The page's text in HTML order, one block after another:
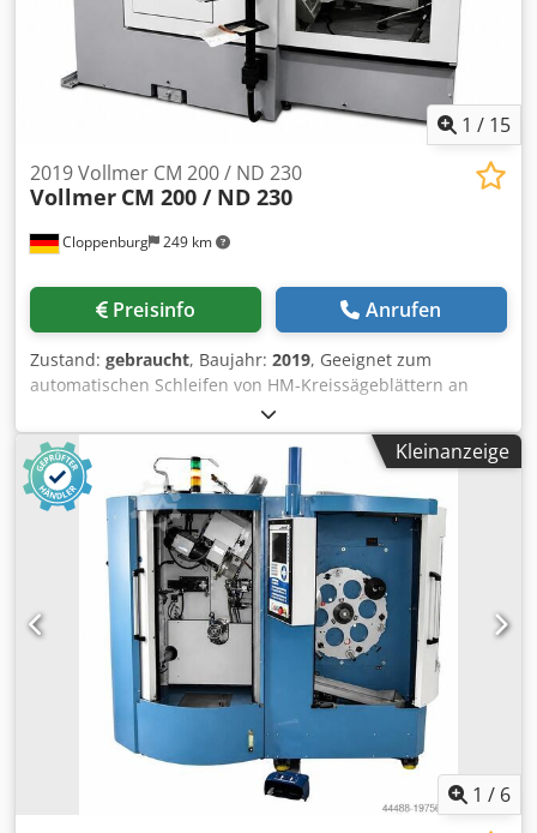
1 / 15
Cloppenburg 249 km
2019 Vollmer CM 200 / ND 230
Vollmer CM 200 / ND 230
Preisinfo Anrufen
Zustand: gebraucht, Baujahr: 2019, Geeignet zum
automatischen Schleifen von HM-Kreissägeblättern an
Brust und Rücken in einer Aufspannung. Alle bekannten
Zahngeometrien (Flach-, Wechsel-, Trapezzahn etc.)
können automatisch und in einem Durchlauf geschliffen
werden. Zubehör : Vollverkleidung Naßschliffeinrichtung
Einrichtung für Roboterbetrieb mit automatischer
Beladetür Lader ND 230 Messeinrichtung zum Vermessen
der Sägeblätter Spanteiler-Schleifvorrichtung Stufenlose
Schleifgeschwindigkeit der beiden Schleifspindeln von
1600 – 5500 U/min. Schleifgeschwindigkeit und Schleifweg
je Bearbeitungsfläche am Zahn stufenlos einstellbar.
automatische Zentralschmierung Softwarepaket für
Oszillationsschliff an Span-und Freiwinkel Automatische
Verschlussklappe Automatische Feuerlöscheinrichtung
Elektrostatischer Ölnebelabscheider N281
Einmeßwerkzeug Sägenaufnahme mit Führungsbuchse Ø
16 mm Sägenaufnahme >ø180 Sägenaufnahme mit
Führungsbuchse Ø 16 mm Sägenaufnahme >ø320 Dedpfx
Kleinanzeige
1 / 6